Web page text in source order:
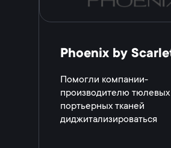
Phoenix by
Помогли компании-
производителю тюлевых
портьерных тканей
диджитализироваться